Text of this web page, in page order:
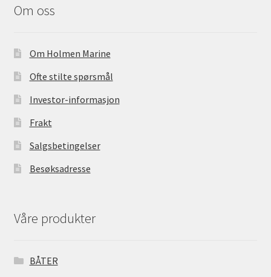
o
k
Om oss
Om Holmen Marine
Ofte stilte spørsmål
Investor-informasjon
Frakt
Salgsbetingelser
Besøksadresse
Våre produkter
BÅTER